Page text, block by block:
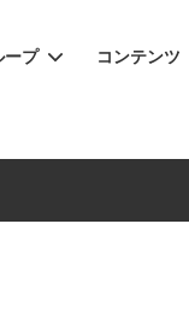
ープ コンテンツ